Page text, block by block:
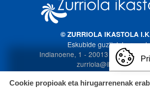
© ZURRIOLA IKASTOLA
Eskubide guztiak bere
Indianoene, 1 - 20013 Donostia.
zurriola@ikastola.eus
Cookie propioak eta hirugarrenenak